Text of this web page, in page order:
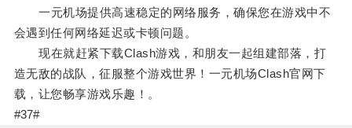
一元机场提供高速稳定的网络服务，确保您在游戏中不
会遇到任何网络延迟或卡顿问题。
现在就赶紧下载Clash游戏，和朋友一起组建部落，打
造无敌的战队，征服整个游戏世界！一元机场Clash官网下
载，让您畅享游戏乐趣！。
#37#